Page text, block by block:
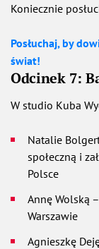
Koniecznie
Posłuchaj, by
świat!
Odcinek 7:
W studio Kuba
Natalie
społeczną i
Polsce
Annę Wolską
Warszawie
Agnieszkę